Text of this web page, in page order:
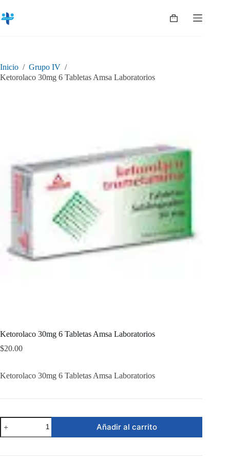
al
contenido
Shopping
Inicio / Grupo IV /
Ketorolaco 30mg 6 Tabletas Amsa Laboratorios
Ketorolaco 30mg 6 Tabletas Amsa Laboratorios
$20.00
Ketorolaco 30mg 6 Tabletas Amsa Laboratorios
Ketorolaco
30mg
6
Añadir al carrito